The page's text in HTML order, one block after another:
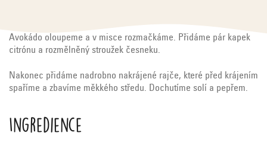
Avokádo oloupeme a v misce rozmačkáme. Přidáme pár kapek
citrónu a rozmělněný stroužek česneku.
Nakonec přidáme nadrobno nakrájené rajče, které před krájením
spaříme a zbavíme měkkého středu. Dochutíme solí a pepřem.
Ingredience